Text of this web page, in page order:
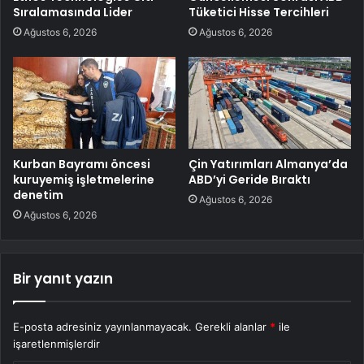
Sıralamasında Lider
Ağustos 6, 2026
Tüketici Hisse Tercihleri
Ağustos 6, 2026
Kurban Bayramı öncesi
kuruyemiş işletmelerine
denetim
Ağustos 6, 2026
Çin Yatırımları Almanya’da
ABD’yi Geride Bıraktı
Ağustos 6, 2026
Bir yanıt yazın
E-posta adresiniz yayınlanmayacak. Gerekli alanlar * ile
işaretlenmişlerdir